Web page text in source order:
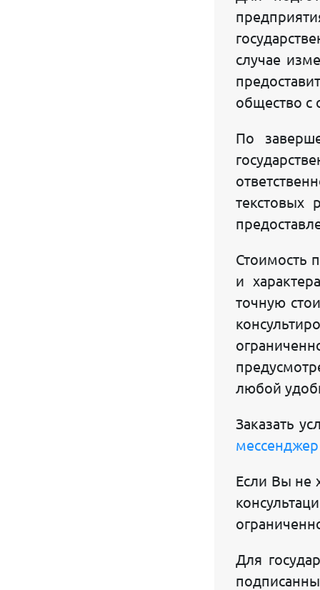
случае
общество с
По
текстовых
Стоимость
и
точную
любой
Заказать
Если Вы не
Для